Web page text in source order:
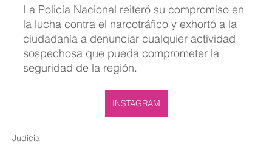
La Policía Nacional reiteró su compromiso en
la lucha contra el narcotráfico y exhortó a la
ciudadanía a denunciar cualquier actividad
sospechosa que pueda comprometer la
seguridad de la región.
INSTAGRAM
Judicial